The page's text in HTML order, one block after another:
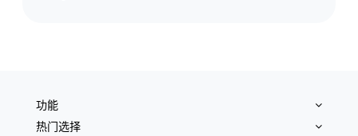
功能
热门选择